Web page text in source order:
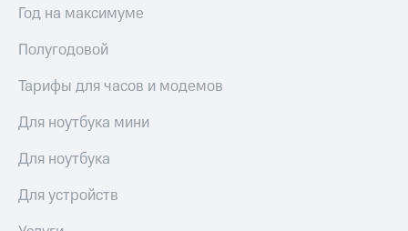
Год на максимуме
Полугодовой
Тарифы для часов и модемов
Для ноутбука мини
Для ноутбука
Для устройств